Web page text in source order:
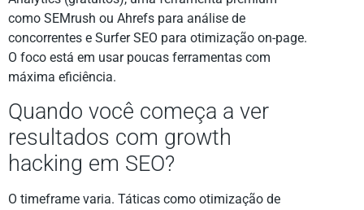
como SEMrush ou Ahrefs para análise de
concorrentes e Surfer SEO para otimização on-page.
O foco está em usar poucas ferramentas com
máxima eficiência.
Quando você começa a ver
resultados com growth
hacking em SEO?
O timeframe varia. Táticas como otimização de